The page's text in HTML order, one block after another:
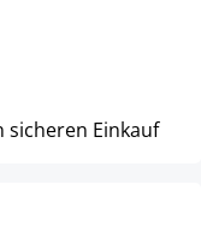
sicheren Einkauf